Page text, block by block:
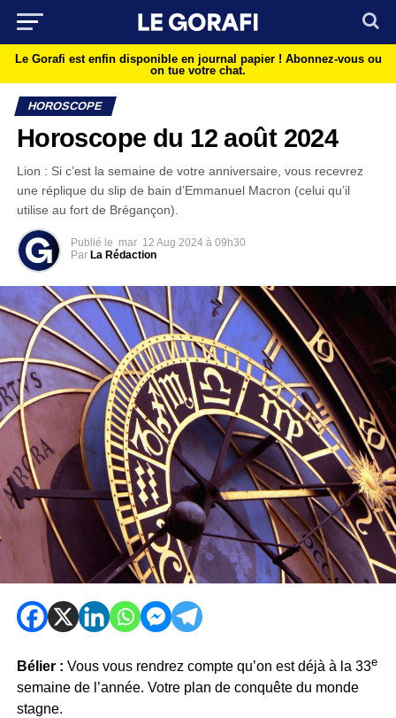
Le Gorafi est enfin disponible en journal papier ! Abonnez-vous ou
on tue votre chat.
HOROSCOPE
Horoscope du 12 août 2024
Lion : Si c’est la semaine de votre anniversaire, vous recevrez
une réplique du slip de bain d’Emmanuel Macron (celui qu’il
utilise au fort de Brégançon).
Publié le mar 12 Aug 2024 à 09h30
Par La Rédaction
Bélier : Vous vous rendrez compte qu’on est déjà à la 33e
semaine de l’année. Votre plan de conquête du monde
stagne.